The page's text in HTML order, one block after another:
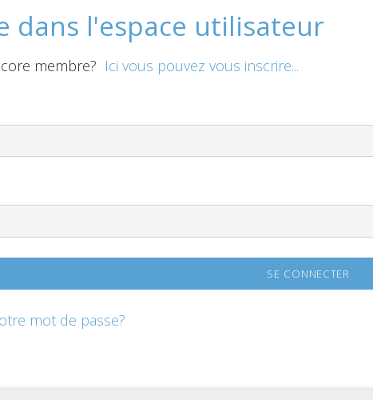
dans l'espace utilisateur
membre? Ici vous pouvez vous inscrire...
mot de passe?